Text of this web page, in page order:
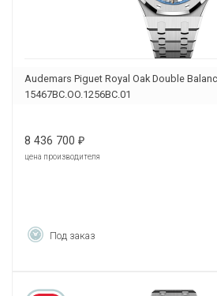
Audemars Piguet Royal Oak Double
15467BC.OO.1256BC.01
8 436 700 ₽
цена производителя
Под заказ